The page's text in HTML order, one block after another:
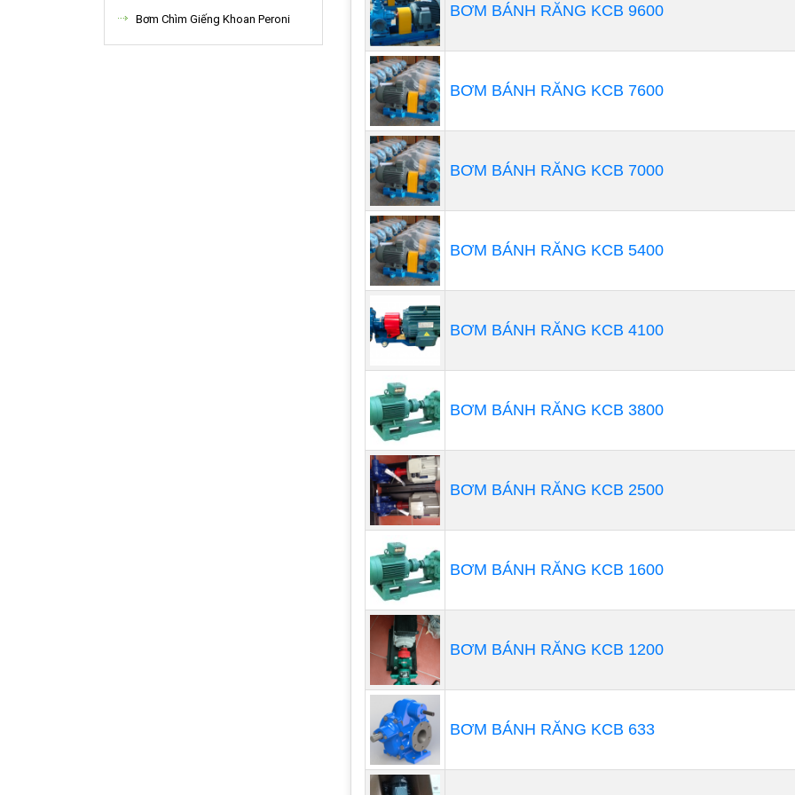
Bơm Chìm Giếng Khoan Peroni
Cấu tạo chung của bơm định lượng
Trên thị trường hiện nay, máy bơm định lượng được chia làm 4
Bơm định lượng kiểu Piston
Bơm định lượng thủy lực
Bơm định lượng màng
Bơm định lượng điện tử
Mỗi loạibơm định lượng giá rẻ
nhau, nhưng cấu tạo bơm định lượng có một số điểm chung
Thùng chứa hóa chất
Van một chiều: Thường được đặt ở đầu hút và đầu đẩy
Thân bơm/ Buồng bơm: Tùy thuộc vào nhiều yếu tố:
BƠM BÁNH RĂNG KCB 9600
BƠM BÁNH RĂNG KCB 7600
BƠM BÁNH RĂNG KCB 7000
BƠM BÁNH RĂNG KCB 5400
BƠM BÁNH RĂNG KCB 4100
BƠM BÁNH RĂNG KCB 3800
BƠM BÁNH RĂNG KCB 2500
BƠM BÁNH RĂNG KCB 1600
BƠM BÁNH RĂNG KCB 1200
BƠM BÁNH RĂNG KCB 633